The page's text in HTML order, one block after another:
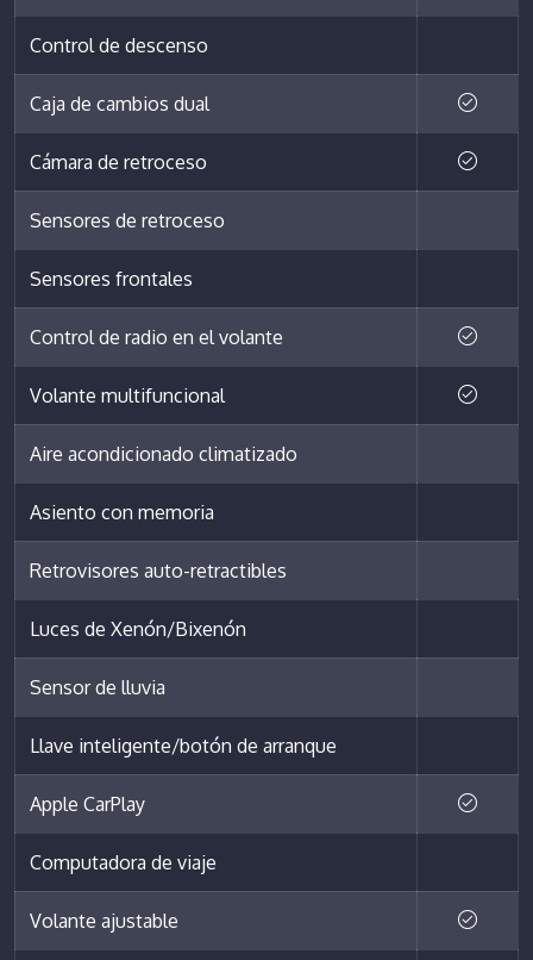
Control de descenso
Caja de cambios dual
Cámara de retroceso
Sensores de retroceso
Sensores frontales
Control de radio en el volante
Volante multifuncional
Aire acondicionado climatizado
Asiento con memoria
Retrovisores auto-retractibles
Luces de Xenón/Bixenón
Sensor de lluvia
Llave inteligente/botón de arranque
Apple CarPlay
Computadora de viaje
Volante ajustable